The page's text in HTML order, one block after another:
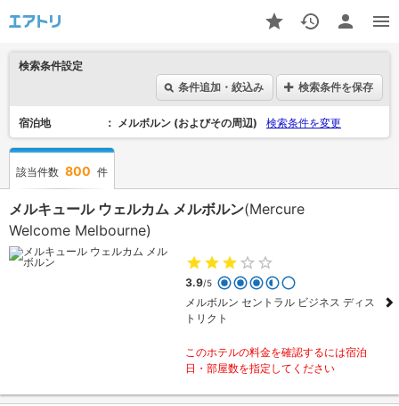
検索条件設定
条件追加・絞込み
検索条件を保存
宿泊地 メルボルン (およびその周辺) 検索条件を変更
該当件数 800 件
メルキュール ウェルカム メルボルン(Mercure
Welcome Melbourne)
3.9/5
メルボルン セントラル ビジネス ディス
トリクト
このホテルの料金を確認するには宿泊
日・部屋数を指定してください